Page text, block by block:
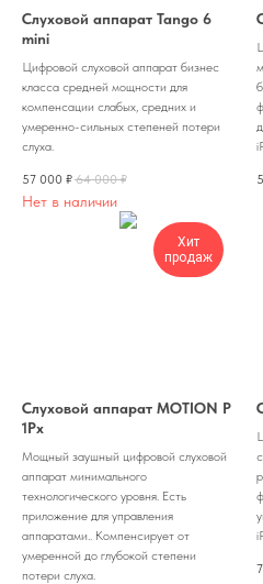
Слуховой аппарат Tango 6
mini
Цифровой слуховой аппарат бизнес
класса средней мощности для
компенсации слабых, средних и
умеренно-сильных степеней потери
слуха.
57 000 ₽ 64 000 ₽
Нет в наличии
Хит
продаж
Слуховой аппарат MOTION P
1Px
Мощный заушный цифровой слуховой
аппарат минимального
технологического уровня. Есть
приложение для управления
аппаратами.. Компенсирует от
умеренной до глубокой степени
потери слуха.